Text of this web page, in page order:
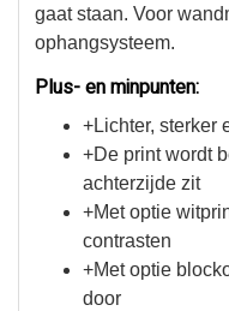
gaat staan. Voor
ophangsysteem.
Plus- en minpunten:
+Lichter, sterker
+De print wordt
achterzijde zit
+Met optie
contrasten
+Met optie
door